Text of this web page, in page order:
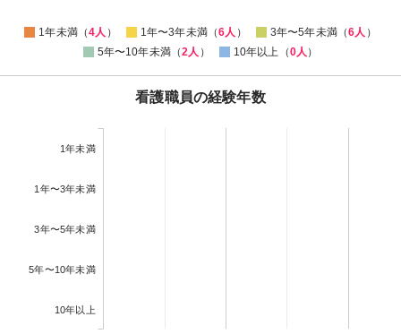
1年未満（4人 ） 1年〜3年未満（6人 ） 3年〜5年未満（6人 ）
5年〜10年未満（2人 ） 10年以上（0人 ）
看護職員の経験年数
1年未満
1年〜3年未満
3年〜5年未満
5年〜10年未満
10年以上